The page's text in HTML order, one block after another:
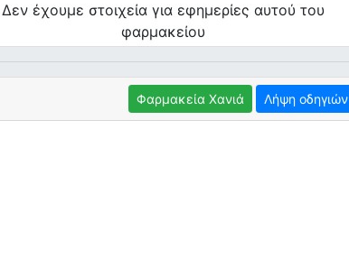
Δεν έχουμε στοιχεία για εφημερίες αυτού του
φαρμακείου
Φαρμακεία Χανιά Λήψη οδηγιών